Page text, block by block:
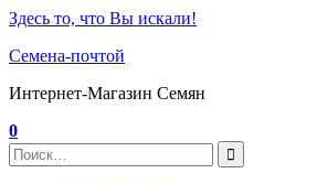
Здесь то, что Вы искали!
Семена-почтой
Интернет-Магазин Семян
0